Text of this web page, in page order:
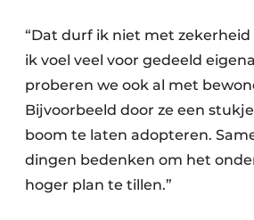
“Dat durf ik niet met
ik voel veel voor gedeeld
proberen we ook al met
Bijvoorbeeld door ze een
boom te laten adopteren.
dingen bedenken om het
hoger plan te tillen.”